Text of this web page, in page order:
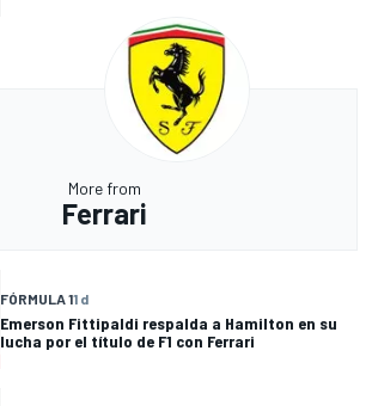
More from
Ferrari
FÓRMULA 11 d
Emerson Fittipaldi respalda a Hamilton en su
lucha por el título de F1 con Ferrari